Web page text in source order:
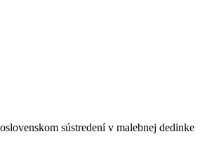
sústredení v malebnej